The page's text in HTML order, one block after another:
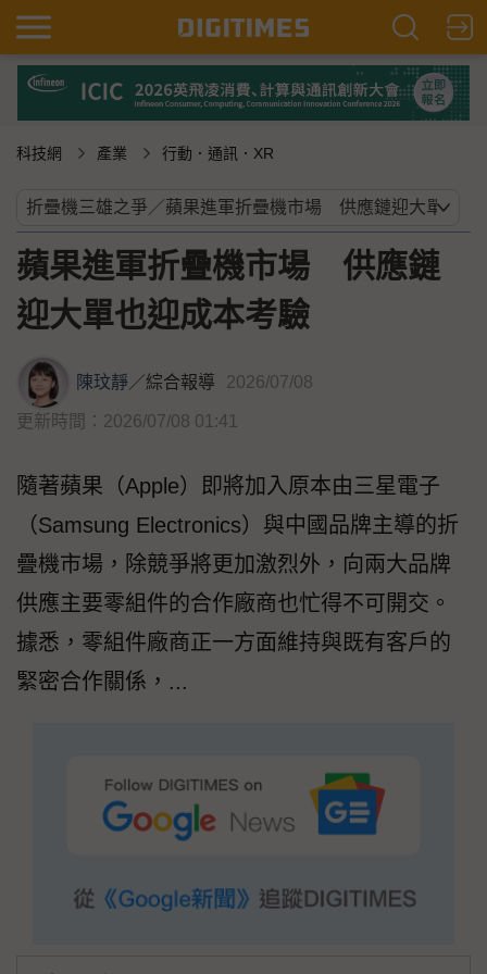
科技網 產業 行動．通訊．XR
蘋果進軍折疊機市場 供應鏈
迎大單也迎成本考驗
陳玟靜／綜合報導 2026/07/08
更新時間：2026/07/08 01:41
隨著蘋果（Apple）即將加入原本由三星電子
（Samsung Electronics）與中國品牌主導的折
疊機市場，除競爭將更加激烈外，向兩大品牌
供應主要零組件的合作廠商也忙得不可開交。
據悉，零組件廠商正一方面維持與既有客戶的
緊密合作關係，...